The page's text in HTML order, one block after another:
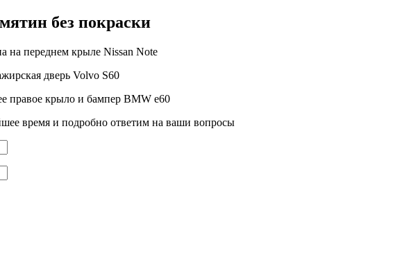
без покраски
на переднем крыле Nissan Note
дверь Volvo S60
правое крыло и бампер BMW e60
время и подробно ответим на ваши вопросы